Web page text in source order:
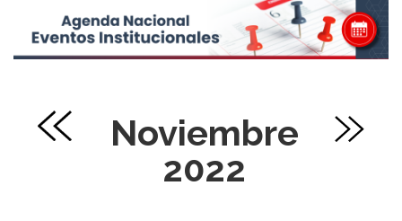
Noviembre
2022